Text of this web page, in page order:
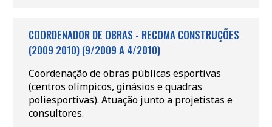
COORDENADOR DE OBRAS - RECOMA CONSTRUÇÕES
(2009 2010) (9/2009 A 4/2010)
Coordenação de obras públicas esportivas
(centros olímpicos, ginásios e quadras
poliesportivas). Atuação junto a projetistas e
consultores.